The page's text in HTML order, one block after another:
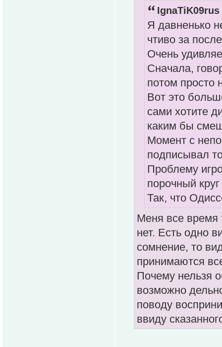
Я давненько
чтиво за
Очень
Сначала,
потом просто
Вот это
сами хотите
каким бы
Момент с
подписывал
Проблему
порочный
Так, что
Меня все время
нет. Есть одно
сомнение, то
принимаются
Почему нельзя
возможно
поводу
ввиду